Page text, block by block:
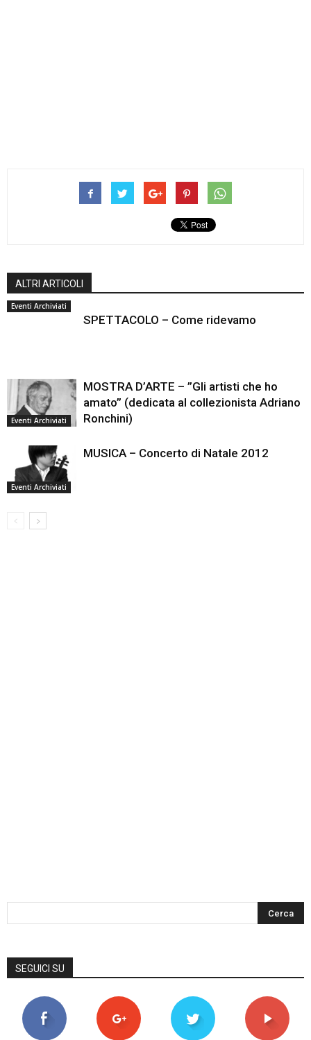
ALTRI ARTICOLI
Eventi Archiviati
SPETTACOLO – Come ridevamo
Eventi Archiviati
MOSTRA D’ARTE – ”Gli artisti che ho
amato” (dedicata al collezionista Adriano
Ronchini)
Eventi Archiviati
MUSICA – Concerto di Natale 2012
SEGUICI SU